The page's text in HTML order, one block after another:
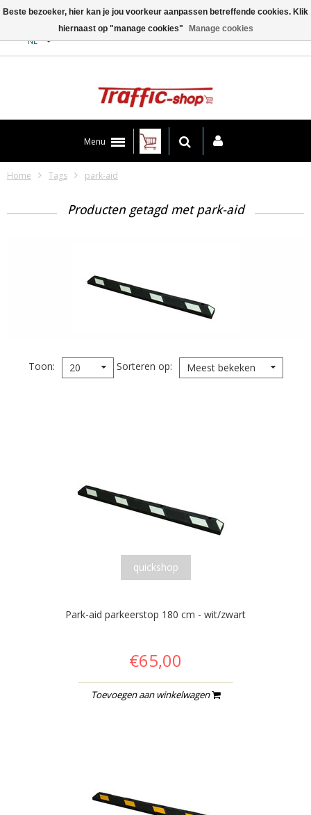
NL
Menu
Home Tags park-aid
Producten getagd met park-aid
Toon 20 Sorteren op Meest bekeken
quickshop
Park-aid parkeerstop 180 cm - wit/zwart
€65,00
Toevoegen aan winkelwagen
Beste bezoeker, hier kan je jou voorkeur aanpassen betreffende cookies. Klik
hiernaast op "manage cookies"
Manage cookies